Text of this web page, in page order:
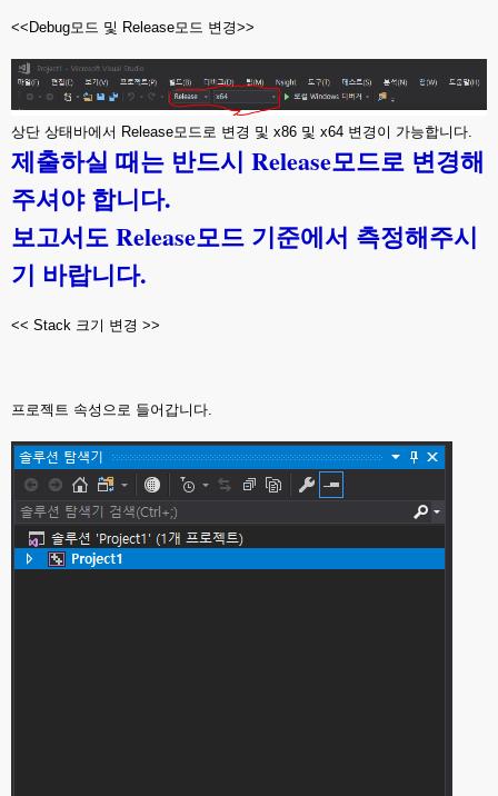
<<Debug모드 및 Release모드 변경>>
상단 상태바에서 Release모드로 변경 및 x86 및 x64 변경이 가능합니다.
제출하실 때는 반드시 Release모드로 변경해
주셔야 합니다.
보고서도 Release모드 기준에서 측정해주시
기 바랍니다.
<< Stack 크기 변경 >>
프로젝트 속성으로 들어갑니다.